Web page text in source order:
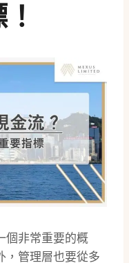
個非常重要的概
，管理層也要從多